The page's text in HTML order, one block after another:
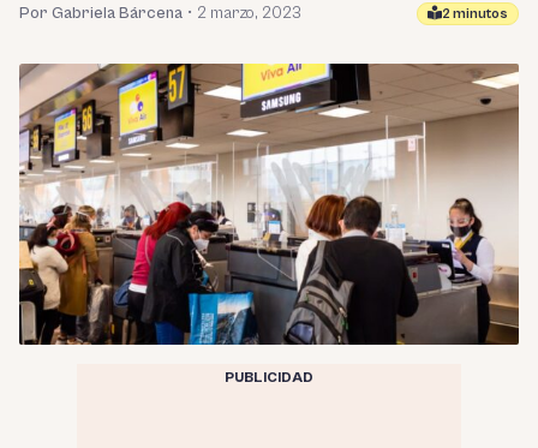
Por Gabriela Bárcena • 2 marzo, 2023 2 minutos
PUBLICIDAD